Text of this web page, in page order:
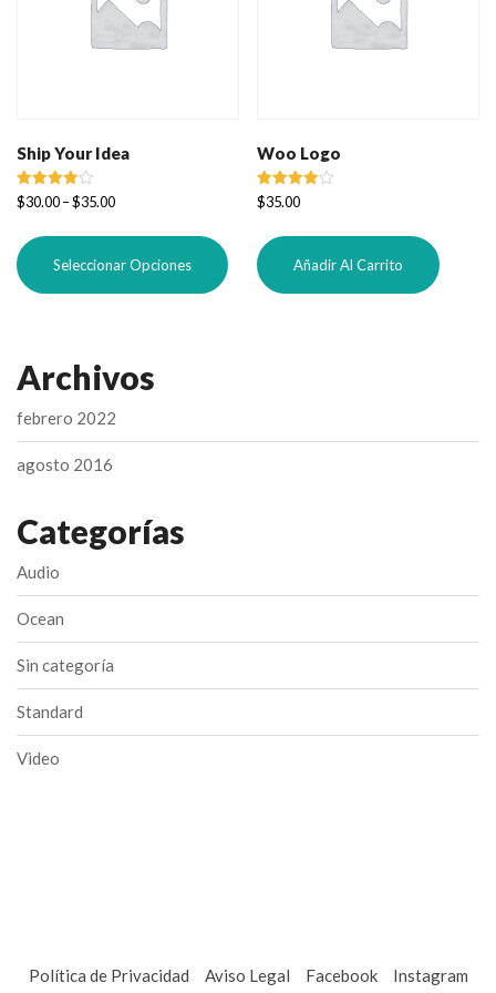
Ship Your Idea
Valorado
con
de 5
$30.00–$35.00
Seleccionar Opciones
producto
tiene
múltiples
elegir
Woo Logo
Valorado
con
de 5
$35.00
Añadir Al Carrito
Archivos
febrero 2022
agosto 2016
Categorías
Audio
Ocean
Sin categoría
Standard
Video
Política de Privacidad Aviso Legal Facebook Instagram